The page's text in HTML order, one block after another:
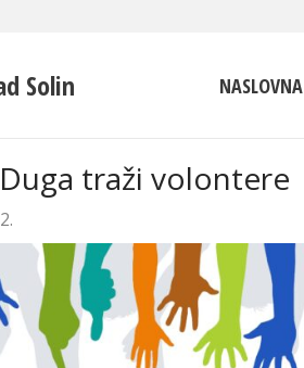
Solin NASLOVNA
traži volontere